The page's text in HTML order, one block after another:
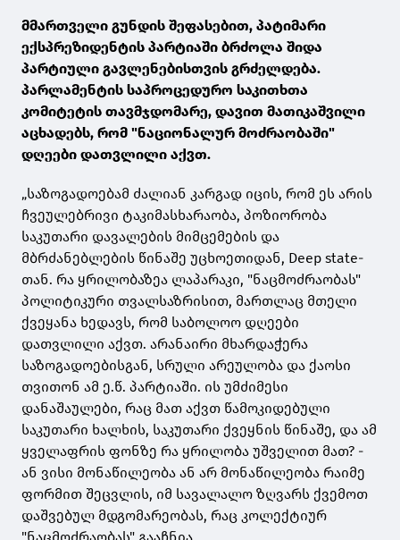
მმართველი გუნდის შეფასებით, პატიმარი
ექსპრეზიდენტის პარტიაში ბრძოლა შიდა
პარტიული გავლენებისთვის გრძელდება.
პარლამენტის საპროცედურო საკითხთა
კომიტეტის თავმჯდომარე, დავით მათიკაშვილი
აცხადებს, რომ "ნაციონალურ მოძრაობაში"
დღეები დათვლილი აქვთ.
„საზოგადოებამ ძალიან კარგად იცის, რომ ეს არის
ჩვეულებრივი ტაკიმასხარაობა, პოზიორობა
საკუთარი დავალების მიმცემების და
მბრძანებლების წინაშე უცხოეთიდან, Deep state-
თან. რა ყრილობაზეა ლაპარაკი, "ნაცმოძრაობას"
პოლიტიკური თვალსაზრისით, მართლაც მთელი
ქვეყანა ხედავს, რომ საბოლოო დღეები
დათვლილი აქვთ. არანაირი მხარდაჭერა
საზოგადოებისგან, სრული არეულობა და ქაოსი
თვითონ ამ ე.წ. პარტიაში. ის უმძიმესი
დანაშაულები, რაც მათ აქვთ წამოკიდებული
საკუთარი ხალხის, საკუთარი ქვეყნის წინაშე, და ამ
ყველაფრის ფონზე რა ყრილობა უშველით მათ? -
ან ვისი მონაწილეობა ან არ მონაწილეობა რაიმე
ფორმით შეცვლის, იმ სავალალო ზღვარს ქვემოთ
დაშვებულ მდგომარეობას, რაც კოლექტიურ